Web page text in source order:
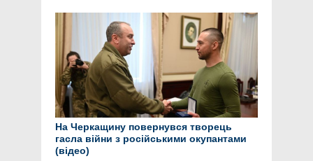
На Черкащину повернувся творець
гасла війни з російськими окупантами
(відео)